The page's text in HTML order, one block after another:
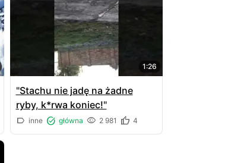
1:26
"Stachu nie jadę na żadne
ryby, k*rwa koniec!"
inne główna 2 981 4